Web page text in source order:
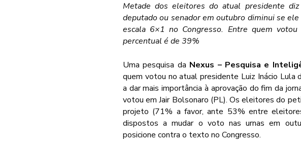
Metade dos eleitores do atual presidente
deputado ou senador em outubro diminui se
escala 6×1 no Congresso. Entre quem
percentual é de 39%
Uma pesquisa da Nexus – Pesquisa e
quem votou no atual presidente Luiz Inácio
a dar mais importância à aprovação do fim da
votou em Jair Bolsonaro (PL). Os eleitores do
projeto (71% a favor, ante 53% entre
dispostos a mudar o voto nas urnas em
posicione contra o texto no Congresso.